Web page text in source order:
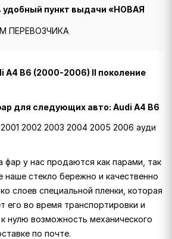
удобный пункт выдачи «НОВАЯ
ПЕРЕВОЗЧИКА
A4 B6 (2000-2006) II поколение
для следующих авто: Audi A4 B6
2002 2003 2004 2005 2006 ауди
фар у нас продаются как парами, так
наше стекло бережно и качественно
слоев специальной пленки, которая
его во время транспортировки и
нулю возможность механического
по почте.